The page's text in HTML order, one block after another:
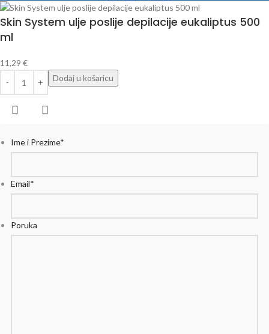
Skin System ulje poslije depilacije eukaliptus 500
ml
11,29 €
Dodaj u košaricu
Ime i Prezime*
Email*
Poruka